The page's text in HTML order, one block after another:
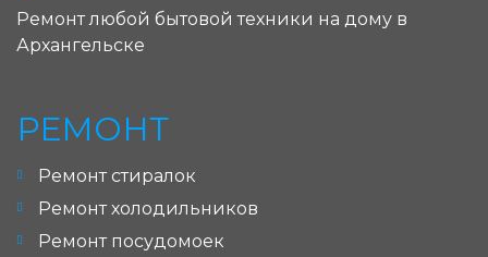
Ремонт любой бытовой техники на дому в
Архангельске
РЕМОНТ
Ремонт стиралок
Ремонт холодильников
Ремонт посудомоек